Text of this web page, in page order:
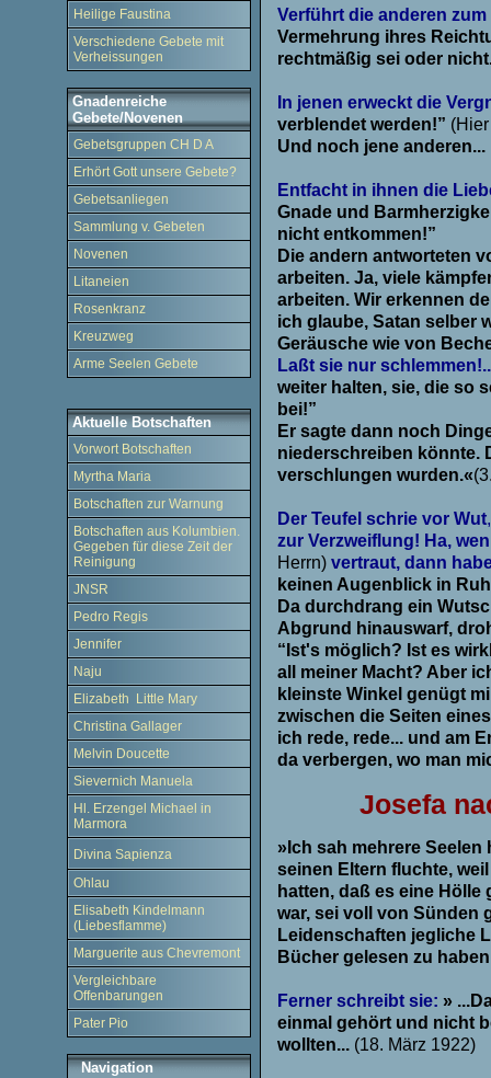
Heilige Faustina
Verschiedene Gebete mit
Verheissungen
Gnadenreiche
Gebete/Novenen
Gebetsgruppen CH D A
Erhört Gott unsere Gebete?
Gebetsanliegen
Sammlung v. Gebeten
Novenen
Litaneien
Rosenkranz
Kreuzweg
Arme Seelen Gebete
Aktuelle Botschaften
Vorwort Botschaften
Myrtha Maria
Botschaften zur Warnung
Botschaften aus Kolumbien.
Gegeben für diese Zeit der
Reinigung
JNSR
Pedro Regis
Jennifer
Naju
Elizabeth Little Mary
Christina Gallager
Melvin Doucette
Sievernich Manuela
Hl. Erzengel Michael in
Marmora
Divina Sapienza
Ohlau
Elisabeth Kindelmann
(Liebesflamme)
Marguerite aus Chevremont
Vergleichbare
Offenbarungen
Pater Pio
Navigation
Verführt die anderen zum
Vermehrung ihres
rechtmäßig sei oder
In jenen erweckt die
verblendet werden!”
Und noch jene
Entfacht in ihnen die
Gnade und
nicht entkommen!”
Die andern antworteten
arbeiten. Ja, viele
arbeiten. Wir erkennen
ich glaube, Satan selber
Geräusche wie von
Laßt sie nur
weiter halten, sie, die so
bei!”
Er sagte dann noch
niederschreiben könnte.
verschlungen wurden.«
Der Teufel schrie vor Wut
zur Verzweiflung! Ha,
Herrn) vertraut, dann
keinen Augenblick in
Da durchdrang ein
Abgrund hinauswarf,
“Ist's möglich? Ist es
all meiner Macht? Aber
kleinste Winkel genügt
zwischen die Seiten
ich rede, rede... und am
da verbergen, wo man
Josefa
»Ich sah mehrere
seinen Eltern fluchte,
hatten, daß es eine
war, sei voll von Sünden
Leidenschaften jegliche
Bücher gelesen zu
Ferner schreibt sie: »
einmal gehört und nicht
wollten... (18. März 1922)